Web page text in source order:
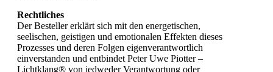
Rechtliches
Der Besteller erklärt sich mit den energetischen,
seelischen, geistigen und emotionalen Effekten dieses
Prozesses und deren Folgen eigenverantwortlich
einverstanden und entbindet Peter Uwe Piotter –
Lichtklang® von jedweder Verantwortung oder